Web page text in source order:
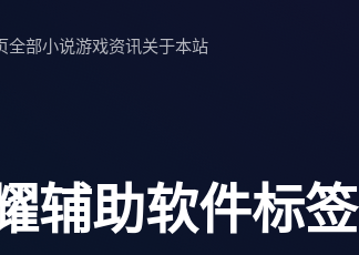
全部小说游戏资讯关于本站
辅助软件标签